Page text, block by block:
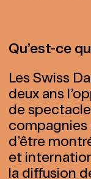
Qu’est-ce
Les Swiss
deux ans
de
compagnies
d’être
et
la diffusion